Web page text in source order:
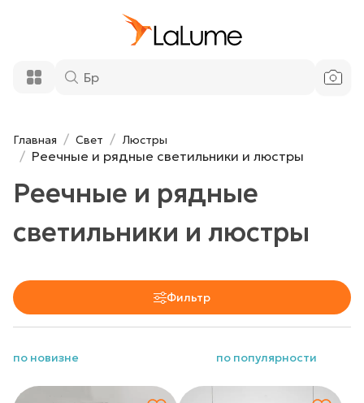
Главная Свет Люстры
Реечные и рядные светильники и люстры
Реечные и рядные
светильники и люстры
Фильтр
по новизне по популярности